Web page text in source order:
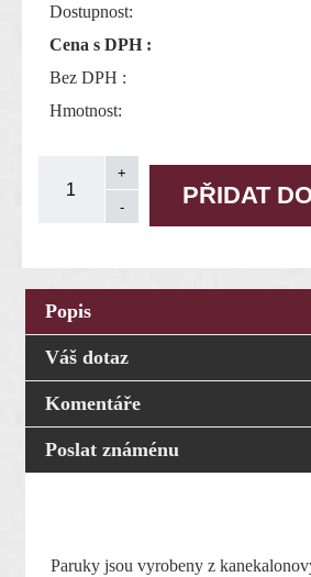
Dostupnost:
Cena s DPH :
Bez DPH :
Hmotnost:
Popis
Váš dotaz
Komentáře
Poslat známénu
Paruky jsou vyrobeny z